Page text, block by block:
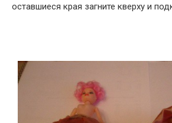
оставшиеся края загните кверху и